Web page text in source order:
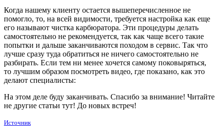
Когда нашему клиенту остается вышеперечисленное не
помогло, то, на всей видимости, требуется настройка как еще
его называют чистка карбюратора. Эти процедуры делать
самостоятельно не рекомендуется, так как чаще всего такие
попытки и дальше заканчиваются походом в сервис. Так что
лучше сразу туда обратиться не ничего самостоятельно не
разбирать. Если тем ни менее хочется самому поковыряться,
то лучшим образом посмотреть видео, где показано, как это
делают специалисты:
На этом деле буду заканчивать. Спасибо за внимание! Читайте
не другие статьи тут! До новых встреч!
Источник